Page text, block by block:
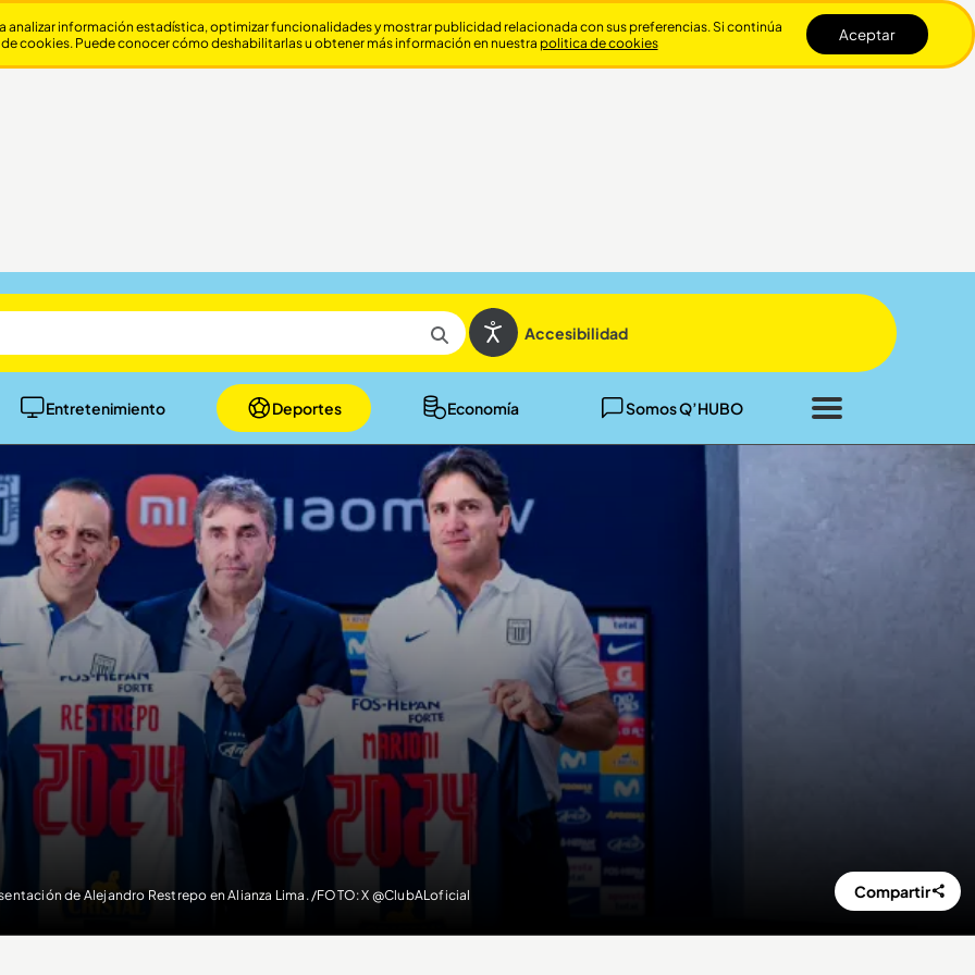
Accesibilidad
Entretenimiento Deportes Economía Somos Q’HUBO
Cerrar
de Alejandro Restrepo en Alianza Lima. /FOTO: X @ClubALoficial Compartir
información estadística, optimizar funcionalidades y mostrar publicidad relacionada con sus preferencias. Si continúa
cookies. Puede conocer cómo deshabilitarlas u obtener más información en nuestra politica de cookies Aceptar